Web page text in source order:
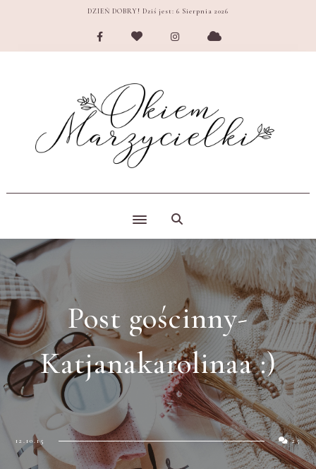
DZIEŃ DOBRY! Dziś jest: 6 Sierpnia 2026
Post gościnny-
Katjanakarolinaa :)
12.10.15 25